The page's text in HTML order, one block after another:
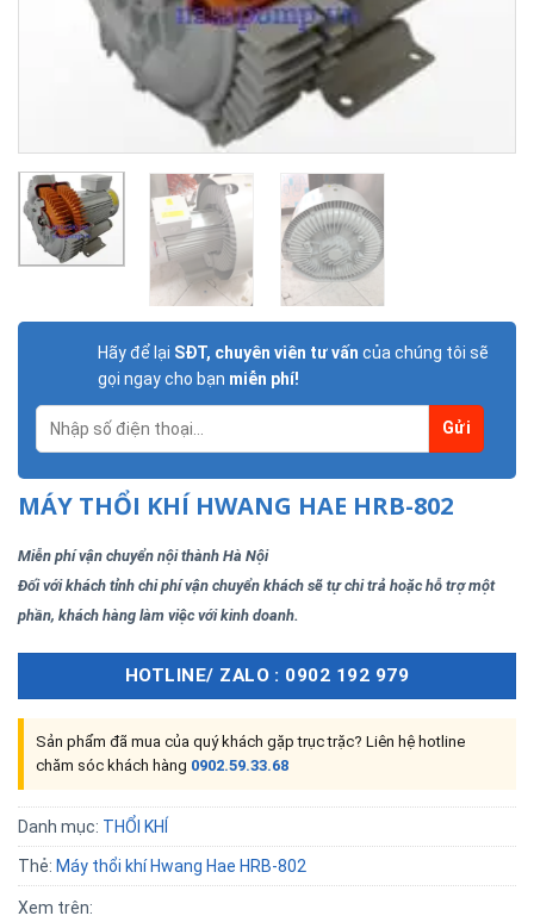
Hãy để lại SĐT, chuyên viên tư vấn của chúng tôi sẽ
gọi ngay cho bạn miễn phí!
MÁY THỔI KHÍ HWANG HAE HRB-802
Miễn phí vận chuyển nội thành Hà Nội
Đối với khách tỉnh chi phí vận chuyển khách sẽ tự chi trả hoặc hỗ trợ một
phần, khách hàng làm việc với kinh doanh.
HOTLINE/ ZALO : 0902 192 979
Sản phẩm đã mua của quý khách gặp trục trặc? Liên hệ hotline
chăm sóc khách hàng 0902.59.33.68
Danh mục: THỔI KHÍ
Thẻ: Máy thổi khí Hwang Hae HRB-802
Xem trên: